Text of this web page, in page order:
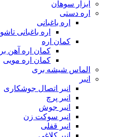
ابزار سوهان
اره دستی
اره باغبانی
اره باغبانی تاشو
کمان اره
کمان اره آهن بر
کمان اره مویی
الماس شیشه بری
انبر
انبر اتصال جوشکاری
انبر پرچ
انبر جوش
انبر سوکت زن
انبر قفلی
انبر کلاغی